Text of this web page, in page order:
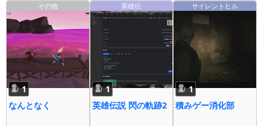
その他
1
なんとなく
英雄伝
1
英雄伝説 閃の軌跡2
サイレントヒル
1
積みゲー消化部